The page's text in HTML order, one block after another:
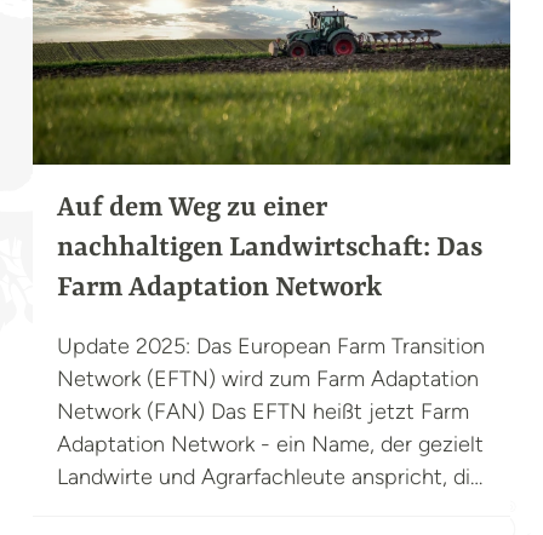
Auf dem Weg zu einer
nachhaltigen Landwirtschaft: Das
Farm Adaptation Network
Update 2025: Das European Farm Transition
Network (EFTN) wird zum Farm Adaptation
Network (FAN) Das EFTN heißt jetzt Farm
Adaptation Network - ein Name, der gezielt
Landwirte und Agrarfachleute anspricht, die